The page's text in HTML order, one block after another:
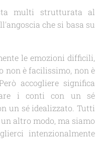
multi strutturata al
che si basa su
le emozioni difficili,
non è facilissimo, non è
accogliere significa
i conti con un sé
un sé idealizzato. Tutti
altro modo, ma siamo
intenzionalmente